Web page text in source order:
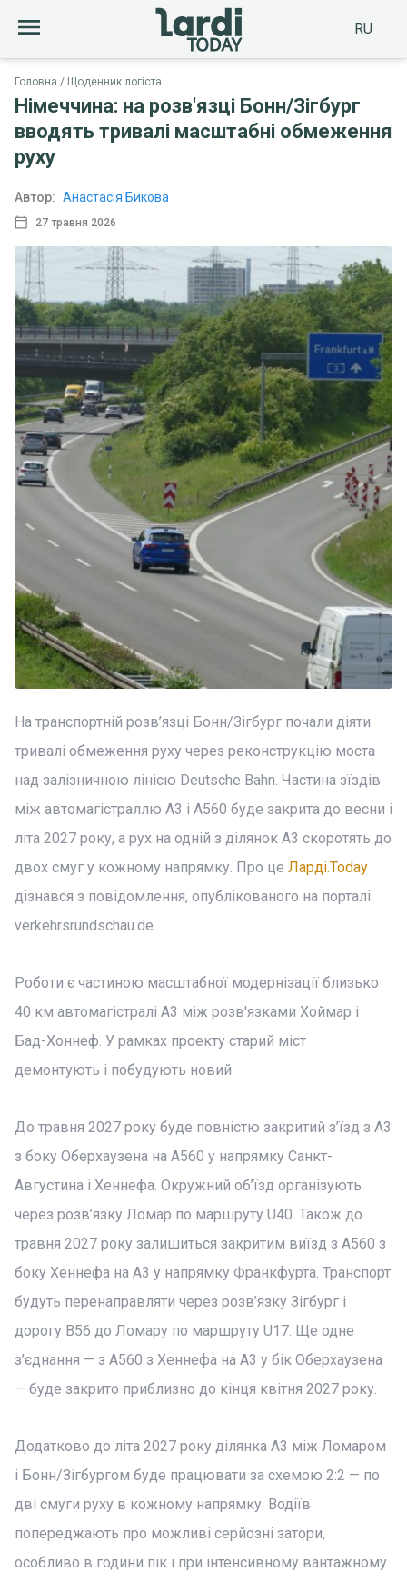
RU
Головна Щоденник логіста
Німеччина: на розв'язці Бонн/Зігбург
вводять тривалі масштабні обмеження
руху
27 травня 2026
Автор: Анастасія Бикова
На транспортній розв’язці Бонн/Зігбург почали діяти
тривалі обмеження руху через реконструкцію моста
над залізничною лінією Deutsche Bahn. Частина зїздів
між автомагістраллю A3 і A560 буде закрита до весни і
літа 2027 року, а рух на одній з ділянок A3 скоротять до
двох смуг у кожному напрямку. Про це Ларді.Today
дізнався з повідомлення, опублікованого на порталі
verkehrsrundschau.de.
Роботи є частиною масштабної модернізації близько
40 км автомагістралі A3 між розв'язками Хоймар і
Бад-Хоннеф. У рамках проекту старий міст
демонтують і побудують новий.
До травня 2027 року буде повністю закритий з’їзд з A3
з боку Оберхаузена на A560 у напрямку Санкт-
Августина і Хеннефа. Окружний об’їзд організують
через розв’язку Ломар по маршруту U40. Також до
травня 2027 року залишиться закритим виїзд з A560 з
боку Хеннефа на A3 у напрямку Франкфурта. Транспорт
будуть перенаправляти через розв’язку Зігбург і
дорогу B56 до Ломару по маршруту U17. Ще одне
з’єднання — з A560 з Хеннефа на A3 у бік Оберхаузена
— буде закрито приблизно до кінця квітня 2027 року.
Додатково до літа 2027 року ділянка A3 між Ломаром
і Бонн/Зігбургом буде працювати за схемою 2:2 — по
дві смуги руху в кожному напрямку. Водіїв
попереджають про можливі серйозні затори,
особливо в години пік і при інтенсивному вантажному